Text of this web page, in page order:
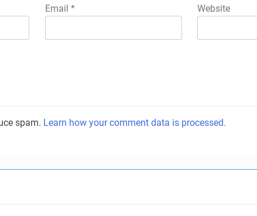
Email * Website
spam. Learn how your comment data is processed.